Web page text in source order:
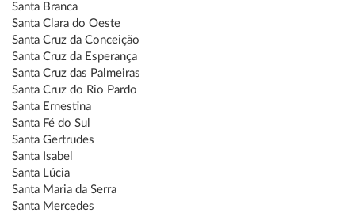
Santa Branca
Santa Clara do Oeste
Santa Cruz da Conceição
Santa Cruz da Esperança
Santa Cruz das Palmeiras
Santa Cruz do Rio Pardo
Santa Ernestina
Santa Fé do Sul
Santa Gertrudes
Santa Isabel
Santa Lúcia
Santa Maria da Serra
Santa Mercedes